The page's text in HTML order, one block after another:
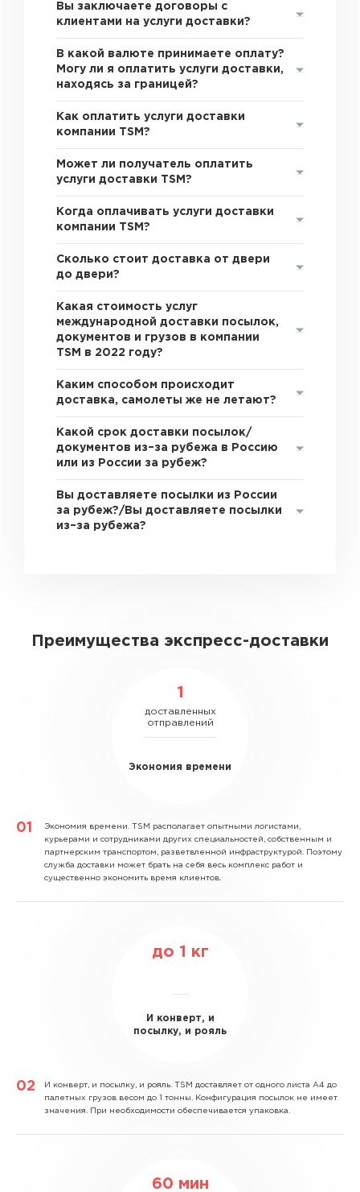
Вы заключаете договоры с
клиентами на услуги доставки?
В какой валюте принимаете оплату?
Могу ли я оплатить услуги доставки,
находясь за границей?
Как оплатить услуги доставки
компании TSM?
Может ли получатель оплатить
услуги доставки TSM?
Когда оплачивать услуги доставки
компании TSM?
Сколько стоит доставка от двери
до двери?
Какая стоимость услуг
международной доставки посылок,
документов и грузов в компании
TSM в 2022 году?
Каким способом происходит
доставка, самолеты же не летают?
Какой срок доставки посылок/
документов из–за рубежа в Россию
или из России за рубеж?
Вы доставляете посылки из России
за рубеж?/Вы доставляете посылки
из–за рубежа?
Преимущества экспресс-доставки
1
доставленных
отправлений
Экономия времени
Экономия времени. TSM располагает опытными логистами,
курьерами и сотрудниками других специальностей, собственным и
партнерским транспортом, разветвленной инфраструктурой. Поэтому
служба доставки может брать на себя весь комплекс работ и
существенно экономить время клиентов.
до 1 кг
И конверт, и
посылку, и рояль
И конверт, и посылку, и рояль. TSM доставляет от одного листа А4 до
палетных грузов весом до 1 тонны. Конфигурация посылок не имеет
значения. При необходимости обеспечивается упаковка.
60 мин